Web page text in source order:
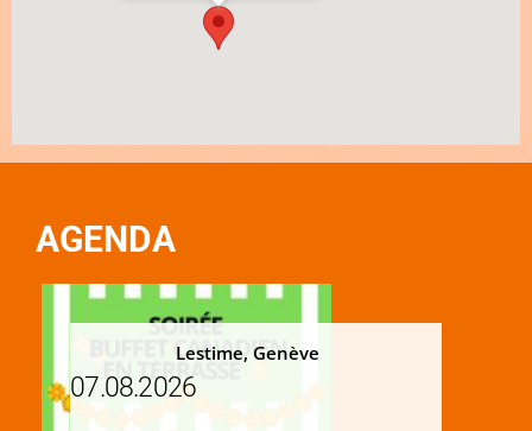
AGENDA
Lestime, Genève
07.08.2026